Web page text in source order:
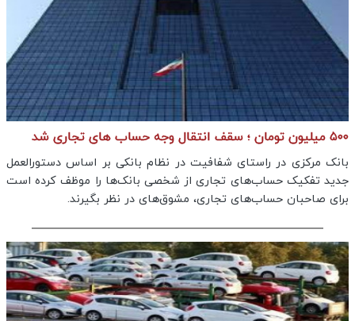
۵۰۰ میلیون تومان ؛ سقف انتقال وجه حساب های تجاری شد
بانک مرکزی در راستای شفافیت در نظام بانکی بر اساس دستورالعمل
جدید تفکیک حساب‌های تجاری از شخصی بانک‌ها را موظف کرده است
برای صاحبان حساب‌های تجاری، مشوق‌های در نظر بگیرند.